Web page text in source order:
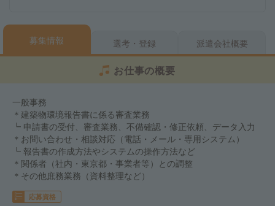
募集情報 選考・登録 派遣会社概要
お仕事の概要
一般事務
＊建築物環境報告書に係る審査業務
┗ 申請書の受付、審査業務、不備確認・修正依頼、データ入力
＊お問い合わせ・相談対応（電話・メール・専用システム）
┗ 報告書の作成方法やシステムの操作方法など
＊関係者（社内・東京都・事業者等）との調整
＊その他庶務業務（資料整理など）
応募資格